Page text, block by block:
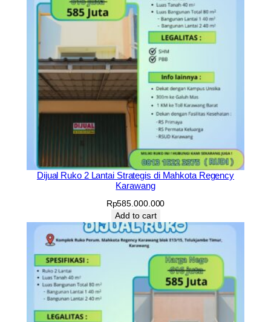
Dijual Ruko 2 Lantai Strategis di Mahkota Regency
Karawang
Rp585.000.000
Add to cart